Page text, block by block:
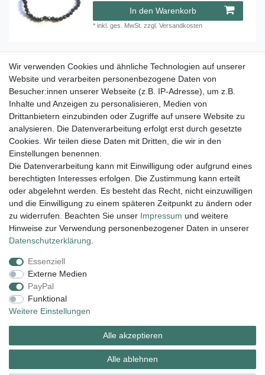
In den Warenkorb
*inkl. ges. MwSt. zzgl.Versandkosten
Kugel-Armband Turmalinquarz facettiert 4 mm
9,45 € *
In den Warenkorb
*inkl. ges. MwSt. zzgl.Versandkosten
Lieferung und Versand
Impressum Daten­schutz­erklärung AGB
Widerrufs­recht
Zahlungsarten:
Wir verwenden Cookies und ähnliche Technologien auf unserer
Website und verarbeiten personenbezogene Daten von
Besucher:innen unserer Webseite (z.B. IP-Adresse), um z.B.
Inhalte und Anzeigen zu personalisieren, Medien von
Drittanbietern einzubinden oder Zugriffe auf unsere Website zu
analysieren. Die Datenverarbeitung erfolgt erst durch gesetzte
Cookies. Wir teilen diese Daten mit Dritten, die wir in den
Einstellungen benennen.
Die Datenverarbeitung kann mit Einwilligung oder aufgrund eines
berechtigten Interesses erfolgen. Die Zustimmung kann erteilt
oder abgelehnt werden. Es besteht das Recht, nicht einzuwilligen
und die Einwilligung zu einem späteren Zeitpunkt zu ändern oder
zu widerrufen. Beachten Sie unser Impressum und weitere
Hinweise zur Verwendung personenbezogener Daten in unserer
Daten­schutz­erklärung
Essenziell
Externe Medien
PayPal
Funktional
Weitere Einstellungen
Alle akzeptieren
Alle ablehnen